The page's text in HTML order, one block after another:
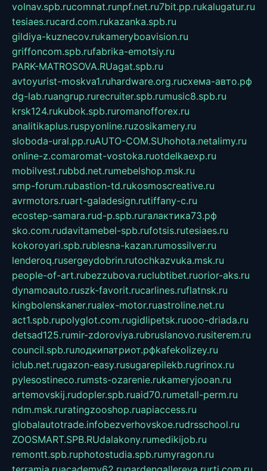
volnav.spb.rucomnat.runpf.net.ru7bit.pp.rukalugatur.ru
tesiaes.rucard.com.rukazanka.spb.ru
gildiya-kuznecov.rukameryboavision.ru
griffoncom.spb.rufabrika-emotsiy.ru
PARK-MATROSOVA.RUagat.spb.ru
avtoyurist-moskva1.ruhardware.org.ruсхема-авто.рф
dg-lab.ruangrup.rurecruiter.spb.rumusic8.spb.ru
krsk124.rukubok.spb.ruromanofforex.ru
analitikaplus.ruspyonline.ruzosikamery.ru
sloboda-ural.pp.ruAUTO-COM.SUhohota.netalimy.ru
online-z.comaromat-vostoka.ruotdelkaexp.ru
mobilvest.rubbd.net.rumebelshop.msk.ru
smp-forum.rubastion-td.rukosmoscreative.ru
avrmotors.ruart-galadesign.rutiffany-c.ru
ecostep-samara.rud-p.spb.ruгалактика73.рф
sko.com.rudavitamebel-spb.rufotsis.rutesiaes.ru
kokoroyari.spb.rublesna-kazan.rumossilver.ru
lenderoq.rusergeydobrin.rutochkazvuka.msk.ru
people-of-art.rubezzubova.ruclubtibet.ruorior-aks.ru
dynamoauto.ruszk-favorit.rucarlines.ruflatnsk.ru
kingbolenskaner.rualex-motor.ruastroline.net.ru
act1.spb.rupolyglot.com.rugidlipetsk.ruooo-driada.ru
detsad125.rumir-zdoroviya.rubruslanovo.rusiterem.ru
council.spb.ruлодкипатриот.рфkafekolizey.ru
iclub.net.rugazon-easy.rusugarepilekb.rugrinox.ru
pylesostineco.rumsts-ozarenie.rukameryjooan.ru
artemovskij.rudopler.spb.ruaid70.rumetall-perm.ru
ndm.msk.ruratingzooshop.ruapiaccess.ru
globalautotrade.infobezverhovskoe.rudrsschool.ru
ZOOSMART.SPB.RUdalakony.rumedikijob.ru
remontt.spb.ruphotostudia.spb.rumyragon.ru